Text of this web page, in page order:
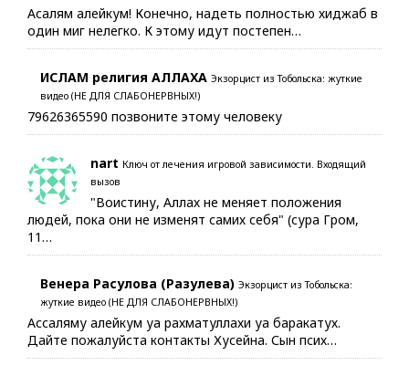
Асалям алейкум! Конечно, надеть полностью хиджаб в
один миг нелегко. К этому идут постепен…
ИСЛАМ религия АЛЛАХА Экзорцист из Тобольска: жуткие
видео (НЕ ДЛЯ СЛАБОНЕРВНЫХ!)
79626365590 позвоните этому человеку
nart Ключ от лечения игровой зависимости. Входящий
вызов
"Воистину, Аллах не меняет положения
людей, пока они не изменят самих себя" (сура Гром,
11…
Венера Расулова (Разулева) Экзорцист из Тобольска:
жуткие видео (НЕ ДЛЯ СЛАБОНЕРВНЫХ!)
Ассаляму алейкум уа рахматуллахи уа баракатух.
Дайте пожалуйста контакты Хусейна. Сын псих…